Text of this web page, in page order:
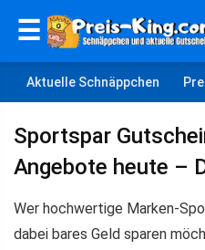
☰
Aktuelle Schnäppchen
Sportspar
Angebote heute –
Wer hochwertige Marken-
dabei bares Geld sparen